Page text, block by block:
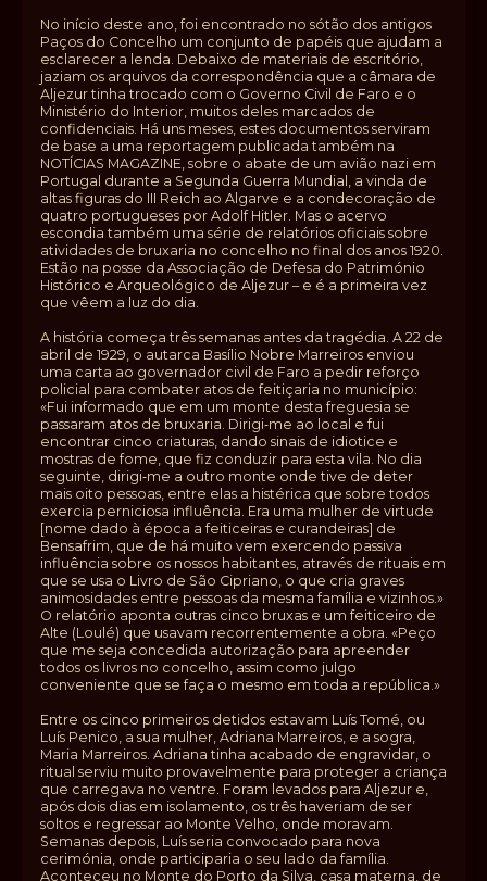
No início deste ano, foi encontrado no sótão dos antigos
Paços do Concelho um conjunto de papéis que ajudam a
esclarecer a lenda. Debaixo de materiais de escritório,
jaziam os arquivos da correspondência que a câmara de
Aljezur tinha trocado com o Governo Civil de Faro e o
Ministério do Interior, muitos deles marcados de
confidenciais. Há uns meses, estes documentos serviram
de base a uma reportagem publicada também na
NOTÍCIAS MAGAZINE, sobre o abate de um avião nazi em
Portugal durante a Segunda Guerra Mundial, a vinda de
altas figuras do III Reich ao Algarve e a condecoração de
quatro portugueses por Adolf Hitler. Mas o acervo
escondia também uma série de relatórios oficiais sobre
atividades de bruxaria no concelho no final dos anos 1920.
Estão na posse da Associação de Defesa do Património
Histórico e Arqueológico de Aljezur – e é a primeira vez
que vêem a luz do dia.
A história começa três semanas antes da tragédia. A 22 de
abril de 1929, o autarca Basílio Nobre Marreiros enviou
uma carta ao governador civil de Faro a pedir reforço
policial para combater atos de feitiçaria no município:
«Fui informado que em um monte desta freguesia se
passaram atos de bruxaria. Dirigi‑me ao local e fui
encontrar cinco criaturas, dando sinais de idiotice e
mostras de fome, que fiz conduzir para esta vila. No dia
seguinte, dirigi‑me a outro monte onde tive de deter
mais oito pessoas, entre elas a histérica que sobre todos
exercia perniciosa influência. Era uma mulher de virtude
[nome dado à época a feiticeiras e curandeiras] de
Bensafrim, que de há muito vem exercendo passiva
influência sobre os nossos habitantes, através de rituais em
que se usa o Livro de São Cipriano, o que cria graves
animosidades entre pessoas da mesma família e vizinhos.»
O relatório aponta outras cinco bruxas e um feiticeiro de
Alte (Loulé) que usavam recorrentemente a obra. «Peço
que me seja concedida autorização para apreender
todos os livros no concelho, assim como julgo
conveniente que se faça o mesmo em toda a república.»
Entre os cinco primeiros detidos estavam Luís Tomé, ou
Luís Penico, a sua mulher, Adriana Marreiros, e a sogra,
Maria Marreiros. Adriana tinha acabado de engravidar, o
ritual serviu muito provavelmente para proteger a criança
que carregava no ventre. Foram levados para Aljezur e,
após dois dias em isolamento, os três haveriam de ser
soltos e regressar ao Monte Velho, onde moravam.
Semanas depois, Luís seria convocado para nova
cerimónia, onde participaria o seu lado da família.
Aconteceu no Monte do Porto da Silva, casa materna, de